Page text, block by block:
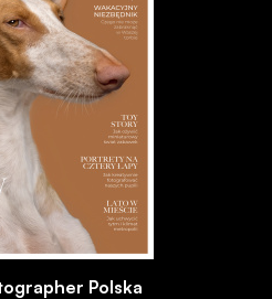
Polska